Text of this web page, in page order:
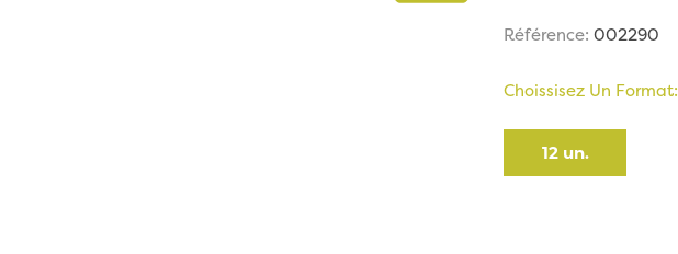
Référence: 002290
Choissisez Un Format:
12 un.